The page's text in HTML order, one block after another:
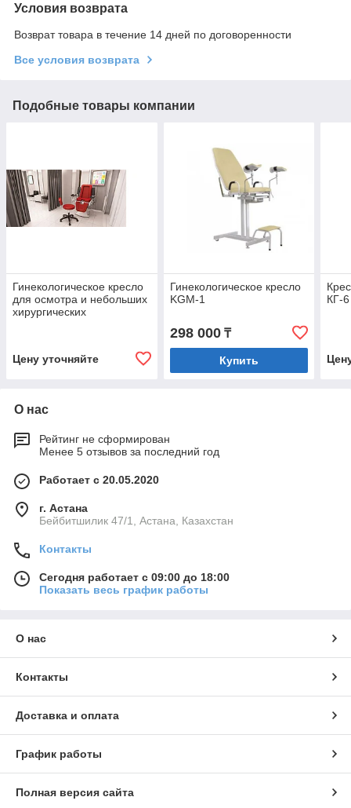
Условия возврата
Возврат товара в течение 14 дней по договоренности
Все условия возврата
Подобные товары компании
Гинекологическое кресло
для осмотра и небольших
хирургических
Цену уточняйте
Гинекологическое кресло
KGM-1
298 000₸
Купить
КГ-6
О нас
Рейтинг не сформирован
Менее 5 отзывов за последний год
Работает с 20.05.2020
г. Астана
Бейбитшилик 47/1, Астана, Казахстан
Контакты
Сегодня работает с 09:00 до 18:00
Показать весь график работы
О нас
Контакты
Доставка и оплата
График работы
Полная версия сайта